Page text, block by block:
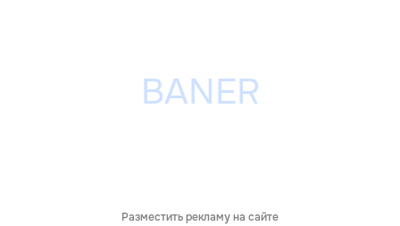
Разместить рекламу на сайте